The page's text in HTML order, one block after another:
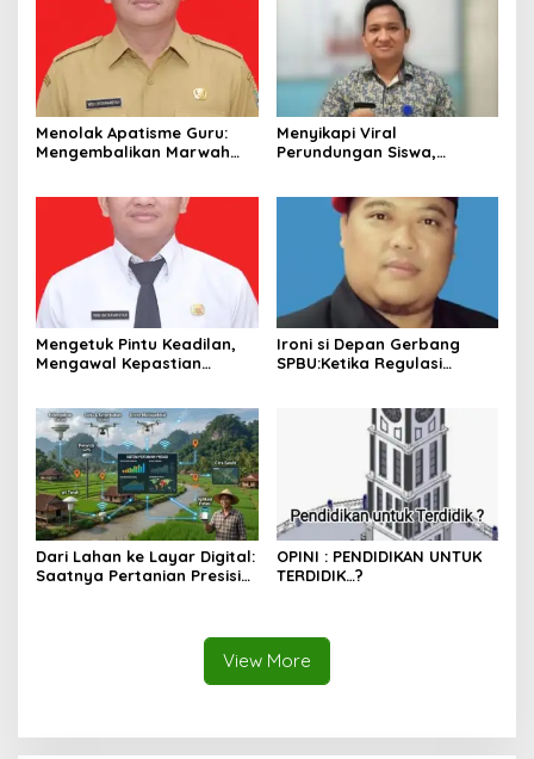
Menolak Apatisme Guru:
Mengembalikan Marwah
Menyikapi Viral
Perundungan Siswa,
Mengetuk Pintu Keadilan,
Mengawal Kepastian
Ironi si Depan Gerbang
SPBU:Ketika Regulasi
Dari Lahan ke Layar Digital:
Saatnya Pertanian Presisi
OPINI : PENDIDIKAN UNTUK
TERDIDIK…?
View More